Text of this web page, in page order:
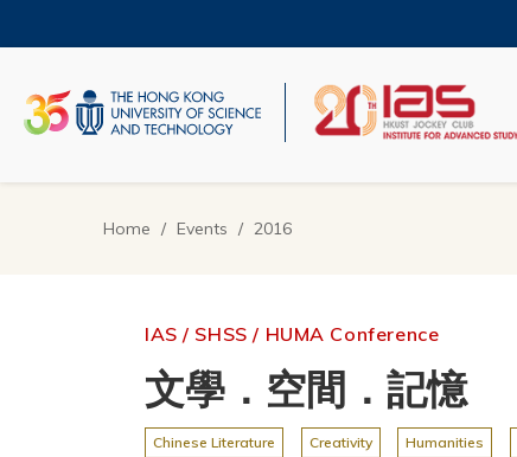
main
UNIVERSITY NEWS
Home Events 2016
IAS / SHSS / HUMA Conference
文學．空間．記憶
Chinese Literature Creativity Humanities